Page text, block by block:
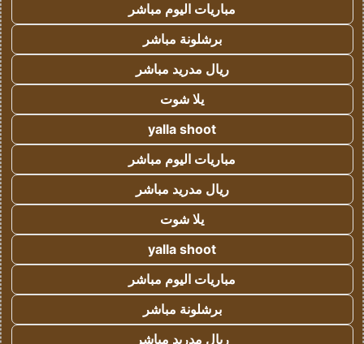
مباريات اليوم مباشر
برشلونة مباشر
ريال مدريد مباشر
يلا شوت
yalla shoot
مباريات اليوم مباشر
ريال مدريد مباشر
يلا شوت
yalla shoot
مباريات اليوم مباشر
برشلونة مباشر
ريال مدريد مباشر